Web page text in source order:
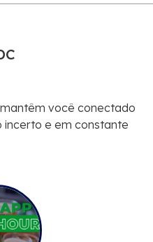
você conectado
incerto e em constante